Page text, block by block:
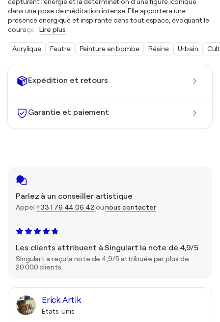
Expédition et retours
Garantie et paiement
Parlez à un conseiller artistique
Appel +33 1 76 44 06 42 ounous contacter
Les clients attribuent à Singulart la note de 4,9/5
Singulart a reçu la note de 4,9/5 attribuée par plus de
20 000 clients.
Erick Artik
États-Unis
dans une pose de méditation intense. Elle apportera une
présence énergique et inspirante dans tout espace, évoquant le
courage
Lire plus
Acrylique Feutre Peinture en bombe Résine Urbain